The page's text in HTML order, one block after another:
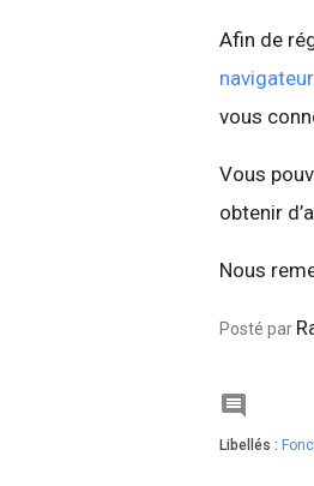
Afin de
vous
Vous
obtenir
Nous
Posté par

Libellés :